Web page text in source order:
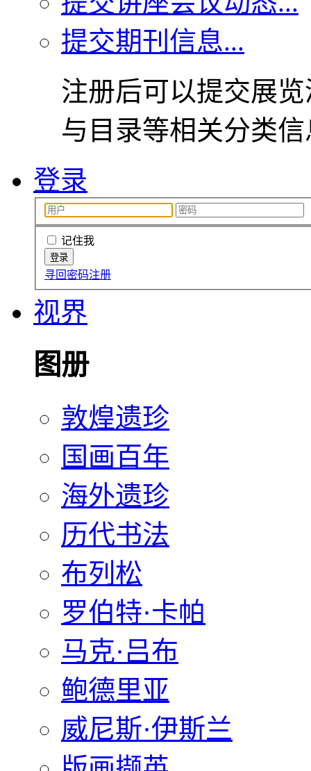
提交期刊信息...
注册后可以提交展
与目录等相关分类
登录
记住我
寻回密码注册
视界
图册
敦煌遗珍
国画百年
海外遗珍
历代书法
布列松
罗伯特·卡帕
马克·吕布
鲍德里亚
威尼斯·伊斯兰